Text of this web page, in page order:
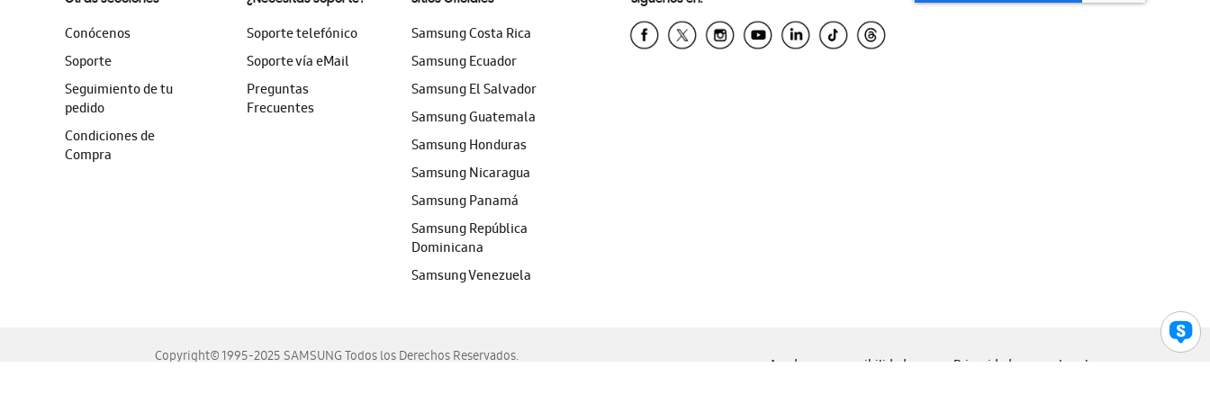
Conócenos
Soporte
Seguimiento de tu
pedido
Condiciones de
Compra
Soporte telefónico
Soporte vía eMail
Preguntas
Frecuentes
Samsung Costa Rica
Samsung Ecuador
Samsung El Salvador
Samsung Guatemala
Samsung Honduras
Samsung Nicaragua
Samsung Panamá
Samsung República
Dominicana
Samsung Venezuela
Copyright© 1995-2025 SAMSUNG Todos los Derechos Reservados.
Ayuda para accesibilidad Privacidad Legal